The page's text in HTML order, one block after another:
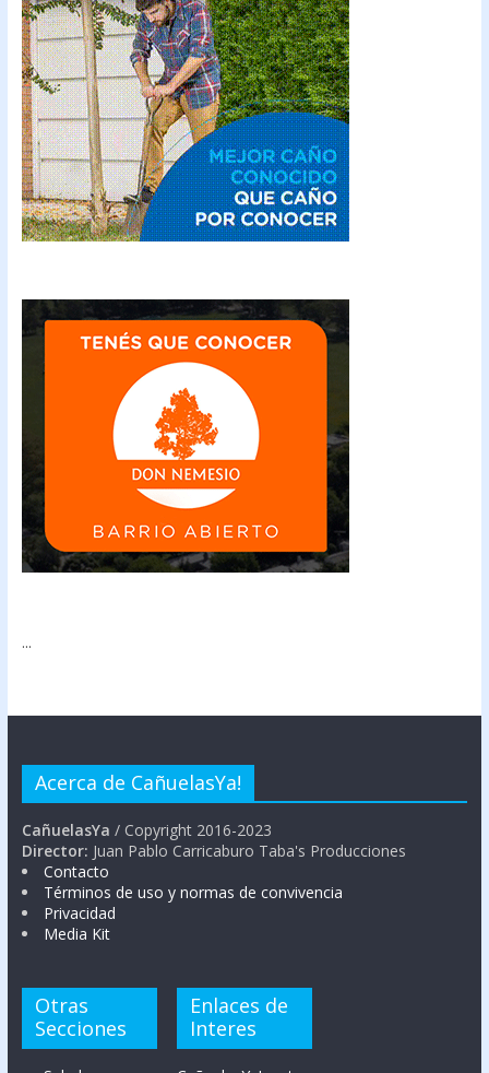
...
Acerca de CañuelasYa!
CañuelasYa / Copyright 2016-2023
Director: Juan Pablo Carricaburo Taba's Producciones
Contacto
Términos de uso y normas de convivencia
Privacidad
Media Kit
Otras
Secciones
Enlaces de
Interes